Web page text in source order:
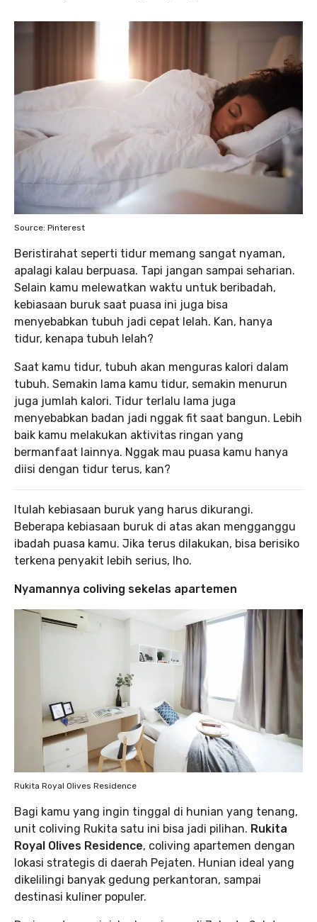
Source: Pinterest
Beristirahat seperti tidur memang sangat nyaman,
apalagi kalau berpuasa. Tapi jangan sampai seharian.
Selain kamu melewatkan waktu untuk beribadah,
kebiasaan buruk saat puasa ini juga bisa
menyebabkan tubuh jadi cepat lelah. Kan, hanya
tidur, kenapa tubuh lelah?
Saat kamu tidur, tubuh akan menguras kalori dalam
tubuh. Semakin lama kamu tidur, semakin menurun
juga jumlah kalori. Tidur terlalu lama juga
menyebabkan badan jadi nggak fit saat bangun. Lebih
baik kamu melakukan aktivitas ringan yang
bermanfaat lainnya. Nggak mau puasa kamu hanya
diisi dengan tidur terus, kan?
Itulah kebiasaan buruk yang harus dikurangi.
Beberapa kebiasaan buruk di atas akan mengganggu
ibadah puasa kamu. Jika terus dilakukan, bisa berisiko
terkena penyakit lebih serius, lho.
Nyamannya coliving sekelas apartemen
Rukita Royal Olives Residence
Bagi kamu yang ingin tinggal di hunian yang tenang,
unit coliving Rukita satu ini bisa jadi pilihan. Rukita
Royal Olives Residence, coliving apartemen dengan
lokasi strategis di daerah Pejaten. Hunian ideal yang
dikelilingi banyak gedung perkantoran, sampai
destinasi kuliner populer.